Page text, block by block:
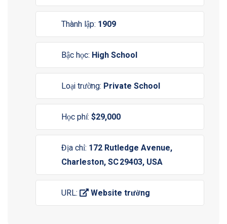
Thành lập: 1909
Bậc học: High School
Loại trường: Private School
Học phí: $29,000
Địa chỉ: 172 Rutledge Avenue,
Charleston, SC 29403, USA
URL: Website trường